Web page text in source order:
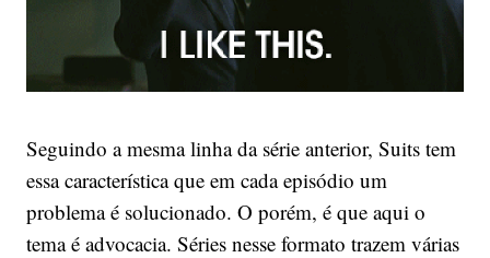
Seguindo a mesma linha da série anterior, Suits tem
essa característica que em cada episódio um
problema é solucionado. O porém, é que aqui o
tema é advocacia. Séries nesse formato trazem várias